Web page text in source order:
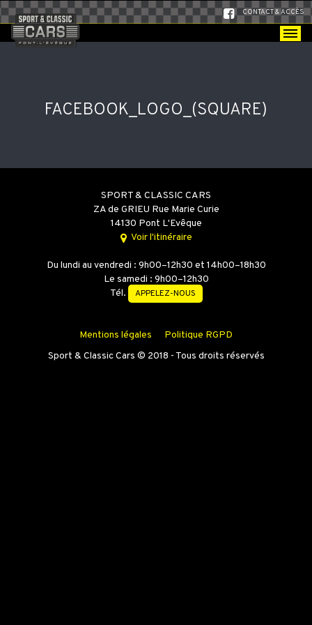
CONTACT & ACCÈS
FACEBOOK_LOGO_(SQUARE)
SPORT & CLASSIC CARS
ZA de GRIEU Rue Marie Curie
14130 Pont L'Evêque
Voir l'itinéraire
Du lundi au vendredi : 9h00–12h30 et 14h00–18h30
Le samedi : 9h00–12h30
Tél.
APPELEZ-NOUS
Mentions légales
Politique RGPD
Sport & Classic Cars © 2018 - Tous droits réservés